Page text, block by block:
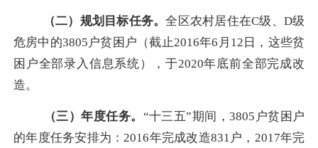
（二）规划目标任务。全区农村居住在C级、 D级
危房中的3805 户贫困户（截止2016年6 月 12 日，这些贫
困户全部录入信息系统），于2020年底前全部完成改
造。
（三）年度任务。 “十三五”期间，3805 户贫困户
的年度任务安排为：2016年完成改造831 户， 2017年完